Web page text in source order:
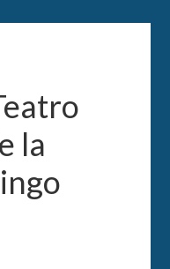
la